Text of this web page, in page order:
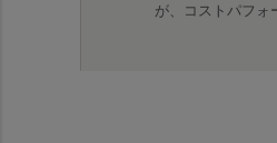
が、コストパフォ